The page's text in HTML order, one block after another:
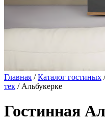
Главная /Каталог гостиных
тек / Альбукерке
Гостинная